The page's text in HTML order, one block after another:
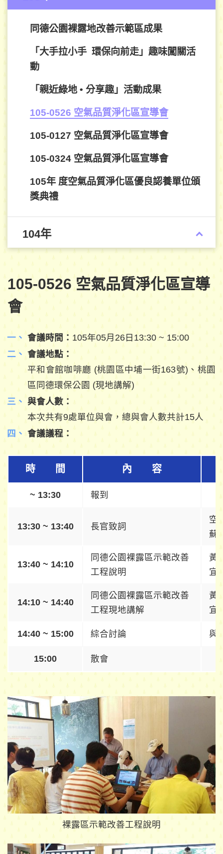
同德公園裸露地改善示範區成果
「大手拉小手 環保向前走」趣味闖關活
動
「親近綠地 • 分享趣」活動成果
105-0526 空氣品質淨化區宣導會
105-0127 空氣品質淨化區宣導會
105-0324 空氣品質淨化區宣導會
105年 度空氣品質淨化區優良認養單位頒
獎典禮
104年
105-0526 空氣品質淨化區宣導
會
會議時間： 105年05月26日13:30 ~ 15:00
會議地點：
平和會館咖啡廳 (桃園區中埔一街163號)、桃園
區同德環保公園 (現地講解)
與會人數：
本次共有9處單位與會，總與會人數共計15人
會議議程：
時 間 內 容
~ 13:30 報到
13:30 ~ 13:40 長官致詞
空
蘇
13:40 ~ 14:10
同德公園裸露區示範改善
工程說明
黃
宜
14:10 ~ 14:40
同德公園裸露區示範改善
工程現地講解
黃
宜
14:40 ~ 15:00 綜合討論 與
15:00 散會
裸露區示範改善工程說明